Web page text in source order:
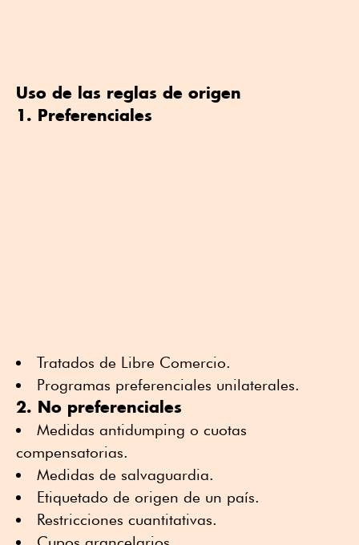
Uso de las reglas de origen
1. Preferenciales
Tratados de Libre Comercio.
Programas preferenciales unilaterales.
2. No preferenciales
Medidas antidumping o cuotas
compensatorias.
Medidas de salvaguardia.
Etiquetado de origen de un país.
Restricciones cuantitativas.